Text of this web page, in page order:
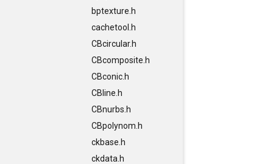
bptexture.h
cachetool.h
CBcircular.h
CBcomposite.h
CBconic.h
CBline.h
CBnurbs.h
CBpolynom.h
ckbase.h
ckdata.h